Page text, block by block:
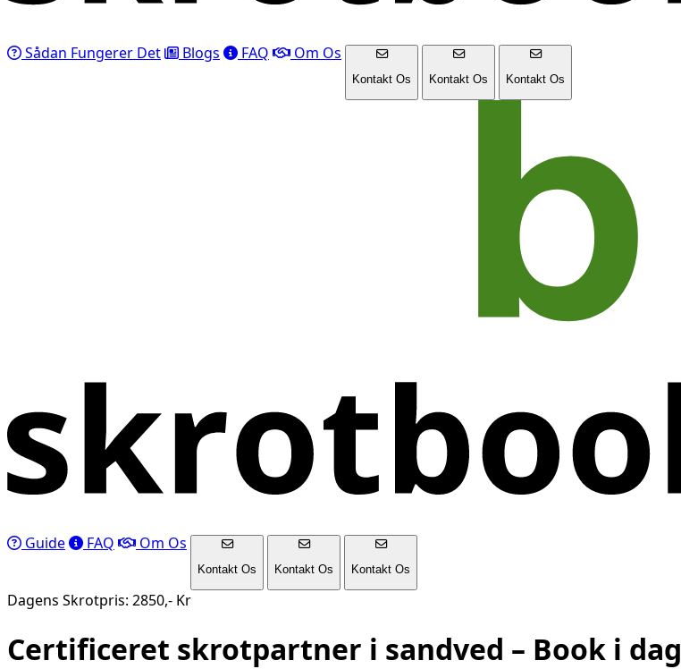
Sådan Fungerer Det Blogs FAQ Om Os
Kontakt Os Kontakt Os Kontakt Os
Guide FAQ Om Os
Kontakt Os Kontakt Os Kontakt Os
Dagens Skrotpris: 2850,- Kr
Certificeret skrotpartner i sandved – Book i dag